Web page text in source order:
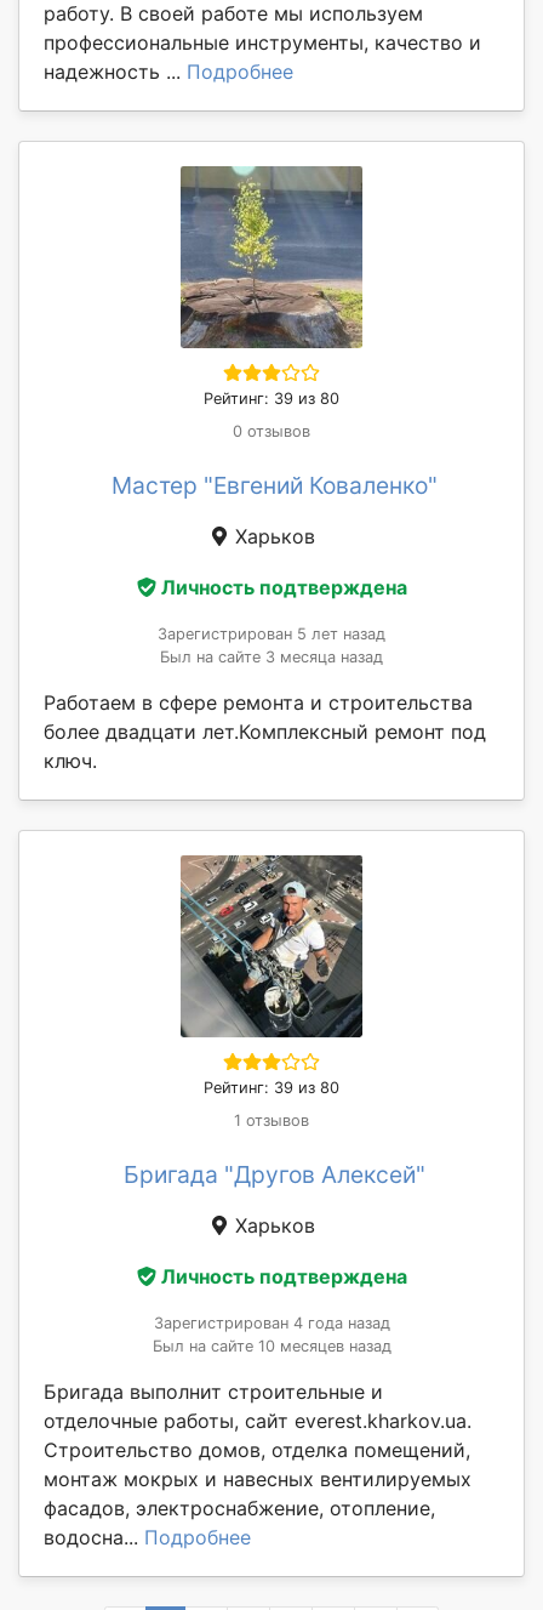
работу. В своей работе мы используем
профессиональные инструменты, качество и
надежность ... Подробнее
Рейтинг: 39 из 80
0 отзывов
Мастер "Евгений Коваленко"
Харьков
Личность подтверждена
Зарегистрирован 5 лет назад
Был на сайте 3 месяца назад
Работаем в сфере ремонта и строительства
более двадцати лет.Комплексный ремонт под
ключ.
Рейтинг: 39 из 80
1 отзывов
Бригада "Другов Алексей"
Харьков
Личность подтверждена
Зарегистрирован 4 года назад
Был на сайте 10 месяцев назад
Бригада выполнит строительные и
отделочные работы, сайт everest.kharkov.ua.
Строительство домов, отделка помещений,
монтаж мокрых и навесных вентилируемых
фасадов, электроснабжение, отопление,
водосна... Подробнее